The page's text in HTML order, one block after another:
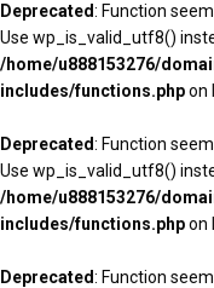
Deprecated: Function
Use wp_is_valid_utf8()
/home/u888153276/
includes/functions.phpon
Deprecated: Function
Use wp_is_valid_utf8()
/home/u888153276/
includes/functions.phpon
Deprecated: Function